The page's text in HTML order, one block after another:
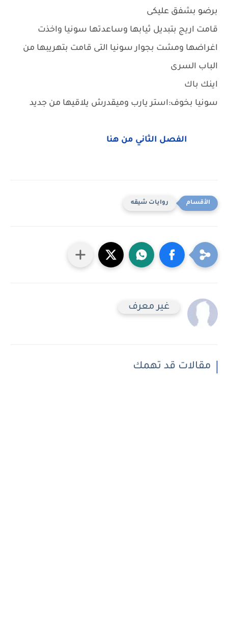
برضو بشفق عليكى
قامت اريج بتبديل ثيابها وساعدتها سونيا واخذت
اغراضها ومشت بجوار سونيا التى قامت بتهريبها من
الباب السرى
اينك باك
سونيا بخوف:استر يارب وميقدرش يلاقيها من جديد
الفصل الثاني من هنا
روايات شيقه
غير معرف
مقالات قد تهمك